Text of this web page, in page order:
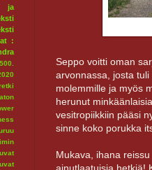
Seppo voitti oman
arvonnassa, josta
molemmille ja myös
herunut
vesitropiikkiin pääsi
sinne koko porukka
Mukava, ihana
ainutlaatuisia hetkiä!
ja
: